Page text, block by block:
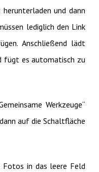
und dann
lediglich den Link
Anschließend lädt
fügt es automatisch zu
Werkzeuge“
auf die Schaltfläche
Fotos in das leere Feld